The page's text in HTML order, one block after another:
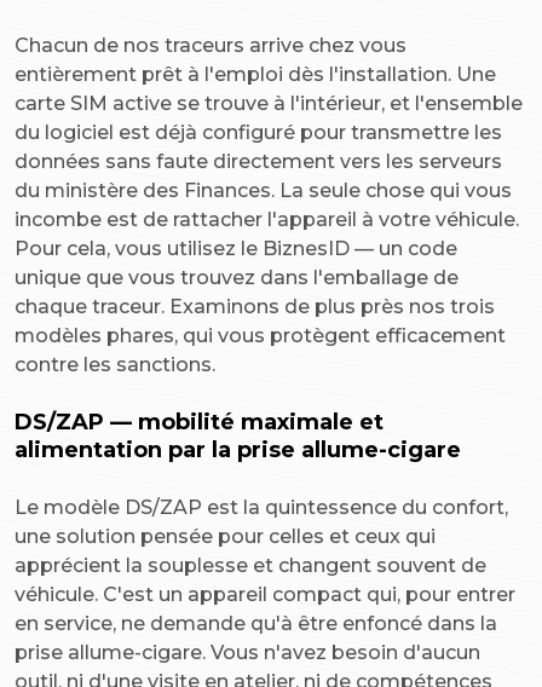
Chacun de nos traceurs arrive chez vous
entièrement prêt à l'emploi dès l'installation. Une
carte SIM active se trouve à l'intérieur, et l'ensemble
du logiciel est déjà configuré pour transmettre les
données sans faute directement vers les serveurs
du ministère des Finances. La seule chose qui vous
incombe est de rattacher l'appareil à votre véhicule.
Pour cela, vous utilisez le BiznesID — un code
unique que vous trouvez dans l'emballage de
chaque traceur. Examinons de plus près nos trois
modèles phares, qui vous protègent efficacement
contre les sanctions.
DS/ZAP — mobilité maximale et
alimentation par la prise allume-cigare
Le modèle DS/ZAP est la quintessence du confort,
une solution pensée pour celles et ceux qui
apprécient la souplesse et changent souvent de
véhicule. C'est un appareil compact qui, pour entrer
en service, ne demande qu'à être enfoncé dans la
prise allume-cigare. Vous n'avez besoin d'aucun
outil, ni d'une visite en atelier, ni de compétences